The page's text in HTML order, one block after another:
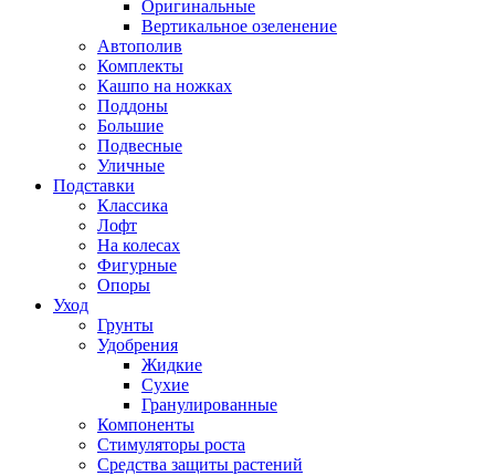
Оригинальные
Вертикальное озеленение
Автополив
Комплекты
Кашпо на ножках
Поддоны
Большие
Подвесные
Уличные
Подставки
Классика
Лофт
На колесах
Фигурные
Опоры
Уход
Грунты
Удобрения
Жидкие
Сухие
Гранулированные
Компоненты
Стимуляторы роста
Средства защиты растений